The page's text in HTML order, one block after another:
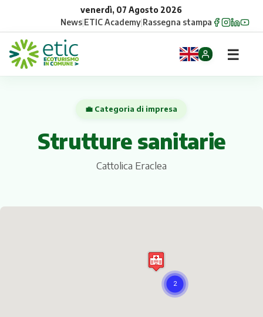
venerdì, 07 Agosto 2026
News|ETIC Academy|Rassegna stampa
Comuni
Gruppi
☰
💼 Categoria di impresa
Strutture sanitarie
Cattolica Eraclea